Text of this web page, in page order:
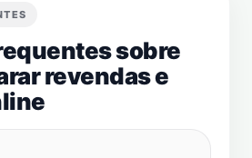
sobre
revendas e